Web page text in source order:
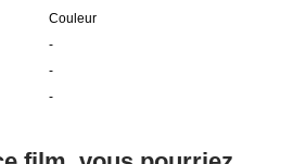
Couleur
-
-
-